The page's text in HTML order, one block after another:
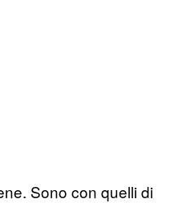
Sono con quelli di